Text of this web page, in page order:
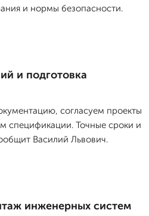
и нормы безопасности.
и подготовка
согласуем проекты
спецификации. Точные сроки и
Василий Львович.
инженерных систем